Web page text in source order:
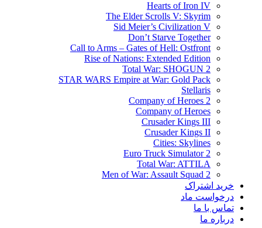
Hearts of Iron IV
The Elder Scrolls V: Skyrim
Sid Meier’s Civilization V
Don’t Starve Together
Call to Arms – Gates of Hell: Ostfront
Rise of Nations: Extended Edition
Total War: SHOGUN 2
STAR WARS Empire at War: Gold Pack
Stellaris
Company of Heroes 2
Company of Heroes
Crusader Kings III
Crusader Kings II
Cities: Skylines
Euro Truck Simulator 2
Total War: ATTILA
Men of War: Assault Squad 2
خرید اشتراک
درخواست ماد
تماس با ما
درباره ما